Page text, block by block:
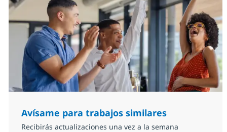
Avísame para trabajos similares
Recibirás actualizaciones una vez a la semana